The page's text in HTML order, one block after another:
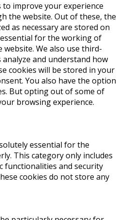
to improve your experience
the website. Out of these, the
as necessary are stored on
for the working of
We also use third-
and understand how
cookies will be stored in your
You also have the option
But opting out of some of
browsing experience.
essential for the
This category only includes
functionalities and security
cookies do not store any